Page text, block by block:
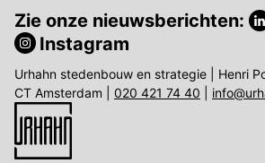
Zie onze nieuwsberichten:
Instagram
Urhahn stedenbouw en strategie | Henri
CT Amsterdam | 020 421 74 40